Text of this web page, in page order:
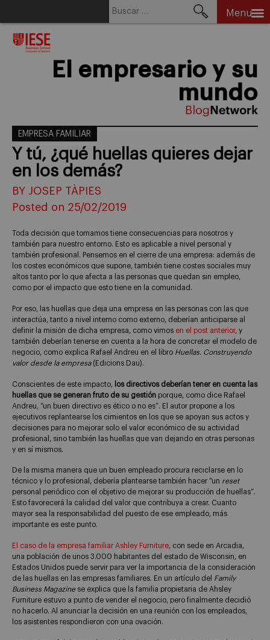
Menu
El empresario y su
mundo
EMPRESA FAMILIAR
Y tú, ¿qué huellas quieres dejar
en los demás?
BY JOSEP TÀPIES
Posted on 25/02/2019
Toda decisión que tomamos tiene consecuencias para nosotros y
también para nuestro entorno. Esto es aplicable a nivel personal y
también profesional. Pensemos en el cierre de una empresa: además de
los costes económicos que supone, también tiene costes sociales muy
altos tanto por lo que afecta a las personas que quedan sin empleo,
como por el impacto que esto tiene en la comunidad.
Por eso, las huellas que deja una empresa en las personas con las que
interactúa, tanto a nivel interno como externo, deberían anticiparse al
definir la misión de dicha empresa, como vimos en el post anterior, y
también deberían tenerse en cuenta a la hora de concretar el modelo de
negocio, como explica Rafael Andreu en el libro Huellas. Construyendo
valor desde la empresa(Edicions Dau).
Conscientes de este impacto,
los directivos deberían tener en cuenta las
huellas que se generan fruto de su gestión porque, como dice Rafael
Andreu, “un buen directivo es ético o no es”. El autor propone a los
ejecutivos replantearse los cimientos en los que se apoyan sus actos y
decisiones para no mejorar solo el valor económico de su actividad
profesional, sino también las huellas que van dejando en otras personas
y en sí mismos.
De la misma manera que un buen empleado procura reciclarse en lo
técnico y lo profesional, debería plantearse también hacer “un reset
personal periódico con el objetivo de mejorar su producción de huellas”.
Esto favorecerá la calidad del valor que contribuya a crear. Cuanto
mayor sea la responsabilidad del puesto de ese empleado, más
importante es este punto.
El caso de la empresa familiar Ashley Furniture, con sede en Arcadia,
una población de unos 3.000 habitantes del estado de Wisconsin, en
Estados Unidos puede servir para ver la importancia de la consideración
de las huellas en las empresas familiares. En un artículo del Family
Business Magazinese explica que la familia propietaria de Ahsley
Furniture estuvo a punto de vender el negocio, pero finalmente decidió
no hacerlo. Al anunciar la decisión en una reunión con los empleados,
los asistentes respondieron con una ovación.